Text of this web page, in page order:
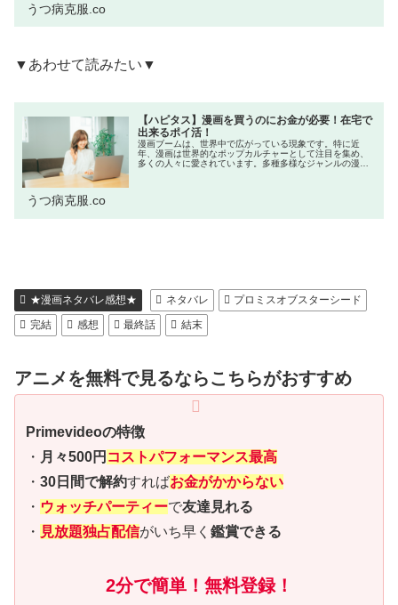
うつ病克服.co
▼あわせて読みたい▼
【ハピタス】漫画を買うのにお金が必要！在宅で
出来るポイ活！
漫画ブームは、世界中で広がっている現象です。特に近
年、漫画は世界的なポップカルチャーとして注目を集め、
多くの人々に愛されています。多種多様なジャンルの漫画
うつ病克服.co
★漫画ネタバレ感想★ ネタバレ
プロミスオブスターシード
完結
感想 最終話 結末
アニメを無料で見るならこちらがおすすめ
Primevideoの特徴
・ 月々500円 コストパフォーマンス最高
・ 30日間で解約すればお金がかからない
・ ウォッチパーティーで友達見れる
・ 見放題独占配信がいち早く 鑑賞できる
2分で簡単！無料登録！